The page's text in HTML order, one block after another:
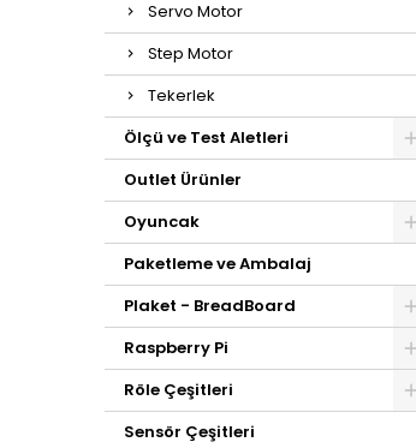
Servo Motor
Step Motor
Tekerlek
Ölçü ve Test Aletleri
Outlet Ürünler
Oyuncak
Paketleme ve Ambalaj
Plaket - BreadBoard
Raspberry Pi
Röle Çeşitleri
Sensör Çeşitleri